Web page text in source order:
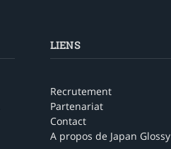
LIENS
Recrutement
Partenariat
Contact
A propos de Japan Glossy